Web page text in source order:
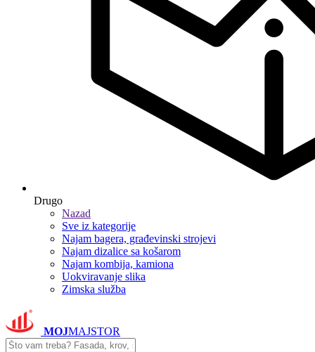
Drugo
Nazad
Sve iz kategorije
Najam bagera, građevinski strojevi
Najam dizalice sa košarom
Najam kombija, kamiona
Uokviravanje slika
Zimska služba
MOJMAJSTOR